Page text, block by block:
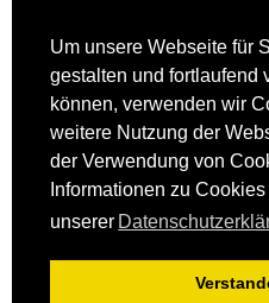
Um unsere Webseite für
gestalten und fortlaufend
können, verwenden wir
weitere Nutzung der
der Verwendung von
Informationen zu
unserer
Impressum